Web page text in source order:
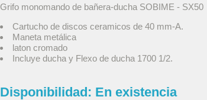
Grifo monomando de bañera-ducha SOBIME - SX50
Cartucho de discos ceramicos de 40 mm-A.
Maneta metálica
laton cromado
Incluye ducha y Flexo de ducha 1700 1/2.
Disponibilidad: En existencia